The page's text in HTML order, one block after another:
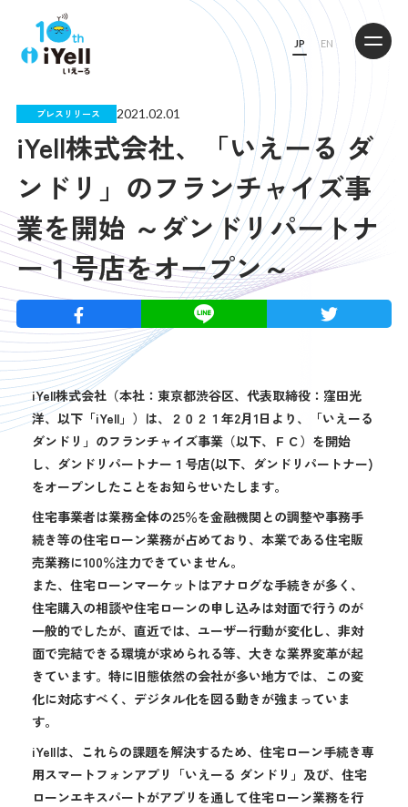
JP EN
プレスリリース 2021.02.01
iYell株式会社、「いえーる ダ
ンドリ」のフランチャイズ事
業を開始 ～ダンドリパートナ
ー１号店をオープン～
iYell株式会社（本社：東京都渋谷区、代表取締役：窪田光
洋、以下「iYell」）は、２０２１年2月1日より、「いえーる
ダンドリ」のフランチャイズ事業（以下、ＦＣ）を開始
し、ダンドリパートナー１号店(以下、ダンドリパートナー)
をオープンしたことをお知らせいたします。
住宅事業者は業務全体の25％を金融機関との調整や事務手
続き等の住宅ローン業務が占めており、本業である住宅販
売業務に100％注力できていません。
また、住宅ローンマーケットはアナログな手続きが多く、
住宅購入の相談や住宅ローンの申し込みは対面で行うのが
一般的でしたが、直近では、ユーザー行動が変化し、非対
面で完結できる環境が求められる等、大きな業界変革が起
きています。特に旧態依然の会社が多い地方では、この変
化に対応すべく、デジタル化を図る動きが強まっていま
す。
iYellは、これらの課題を解決するため、住宅ローン手続き専
用スマートフォンアプリ「いえーる ダンドリ」及び、住宅
ローンエキスパートがアプリを通して住宅ローン業務を行